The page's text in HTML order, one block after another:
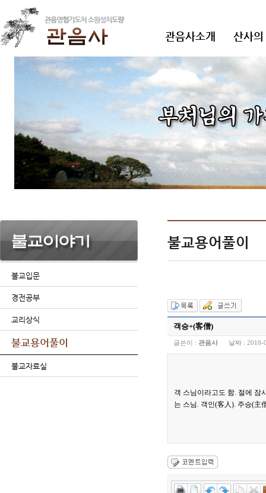
관음사소개 산사
불교입문
경전공부
교리상식
불교용어풀이
불교자료실
불교용어풀이
객승+(客僧)
글쓴이 : 관음사 날짜 : 2010-
객 스님이라고도 함. 절에 잠
는 스님. 객인(客人). 주승(主